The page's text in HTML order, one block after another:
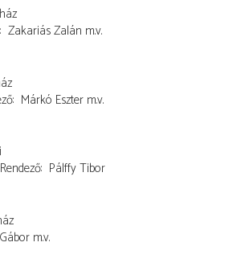
Zakariás Zalán m.v.
Márkó Eszter m.v.
Rendező Pálffy Tibor
m.v.